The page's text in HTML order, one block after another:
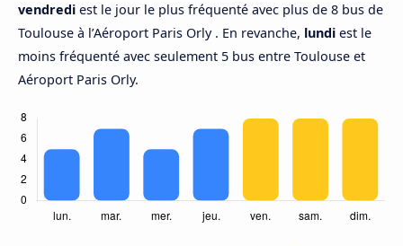
vendredi est le jour le plus fréquenté avec plus de 8 bus de
Toulouse à l’Aéroport Paris Orly . En revanche, lundi est le
moins fréquenté avec seulement 5 bus entre Toulouse et
Aéroport Paris Orly.